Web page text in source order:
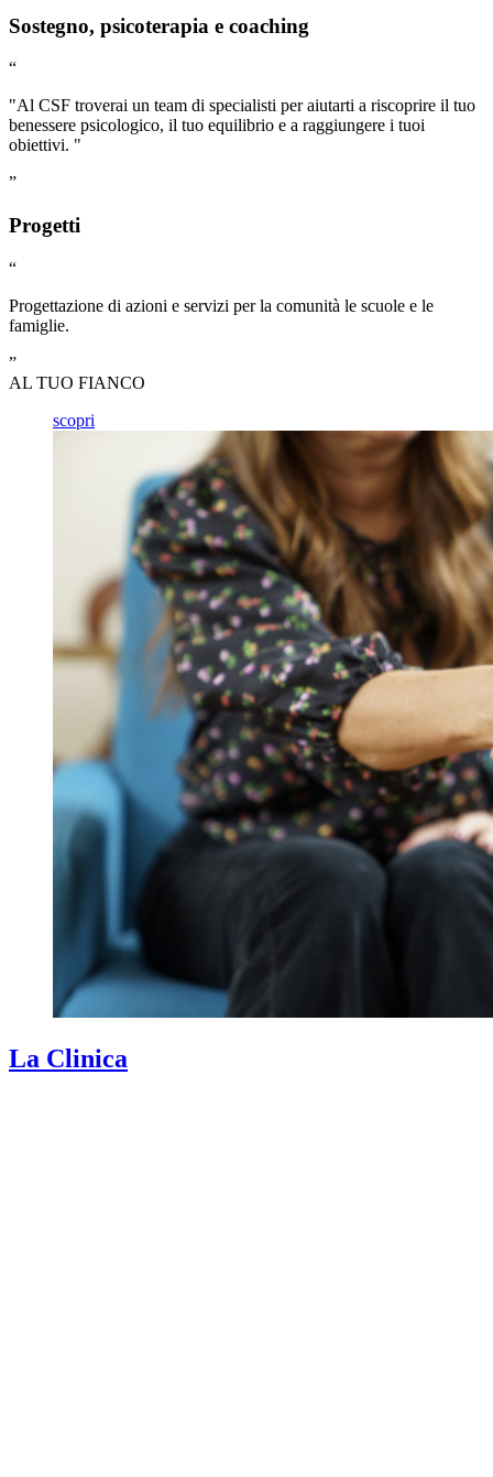
Sostegno, psicoterapia e coaching
“
"Al CSF troverai un team di specialisti per aiutarti a riscoprire il tuo
benessere psicologico, il tuo equilibrio e a raggiungere i tuoi
obiettivi. "
”
Progetti
“
Progettazione di azioni e servizi per la comunità le scuole e le
famiglie.
”
AL TUO FIANCO
scopri
La Clinica